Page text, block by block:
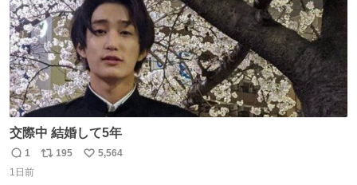
交際中 結婚して5年
返
信
1
リ
195
い
5,564
1日前